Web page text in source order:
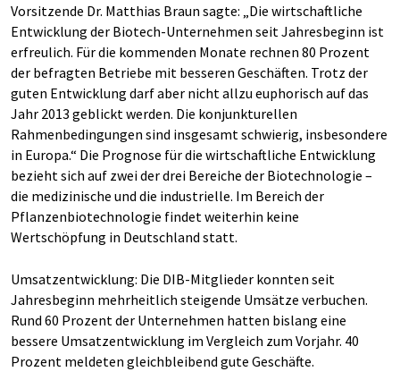
Vorsitzende Dr. Matthias Braun sagte: „Die wirtschaftliche
Entwicklung der Biotech-Unternehmen seit Jahresbeginn ist
erfreulich. Für die kommenden Monate rechnen 80 Prozent
der befragten Betriebe mit besseren Geschäften. Trotz der
guten Entwicklung darf aber nicht allzu euphorisch auf das
Jahr 2013 geblickt werden. Die konjunkturellen
Rahmenbedingungen sind insgesamt schwierig, insbesondere
in Europa.“ Die Prognose für die wirtschaftliche Entwicklung
bezieht sich auf zwei der drei Bereiche der Biotechnologie –
die medizinische und die industrielle. Im Bereich der
Pflanzenbiotechnologie findet weiterhin keine
Wertschöpfung in Deutschland statt.
Umsatzentwicklung: Die DIB-Mitglieder konnten seit
Jahresbeginn mehrheitlich steigende Umsätze verbuchen.
Rund 60 Prozent der Unternehmen hatten bislang eine
bessere Umsatzentwicklung im Vergleich zum Vorjahr. 40
Prozent meldeten gleichbleibend gute Geschäfte.